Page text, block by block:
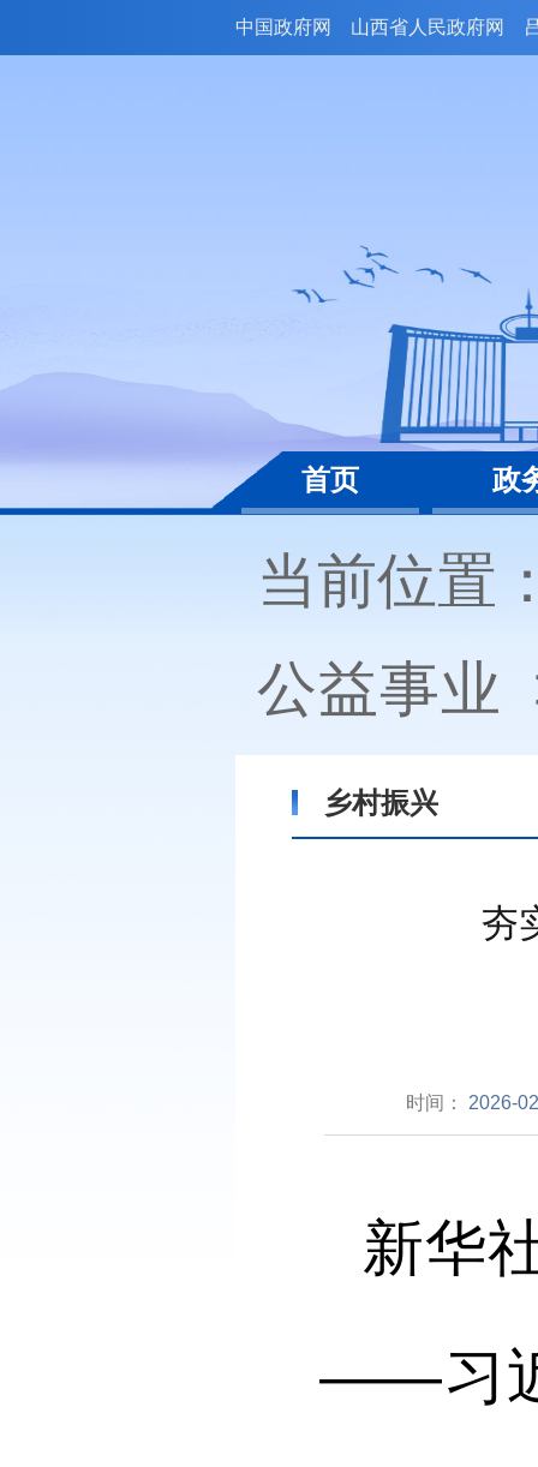
中国政府网 山西省人民政府网
首页 政
当前位置
公益事业
乡村振兴
夯
时间： 2026-
新华
——习